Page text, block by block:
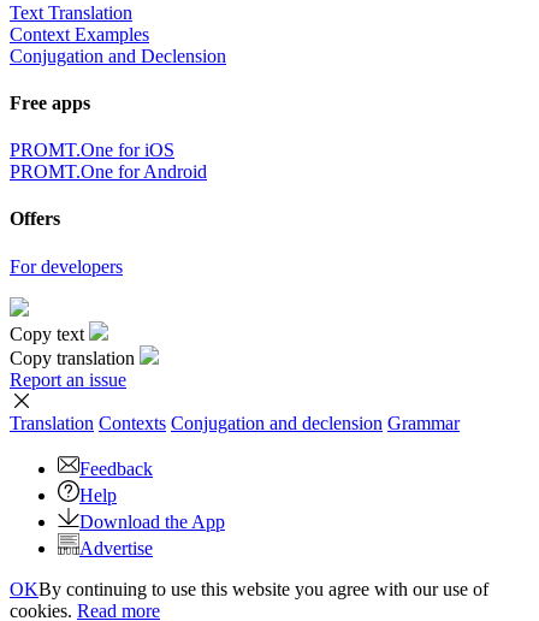
Text Translation
Context Examples
Conjugation and Declension
Free apps
PROMT.One for iOS
PROMT.One for Android
Offers
For developers
Copy text
Copy translation
Report an issue
Translation Contexts Conjugation and declension Grammar
Feedback
Help
Download the App
Advertise
OKBy continuing to use this website you agree with our use of
cookies. Read more